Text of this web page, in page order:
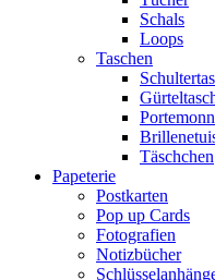
Schals
Loops
Taschen
Täschchen
Papeterie
Postkarten
Pop up Cards
Fotografien
Notizbücher